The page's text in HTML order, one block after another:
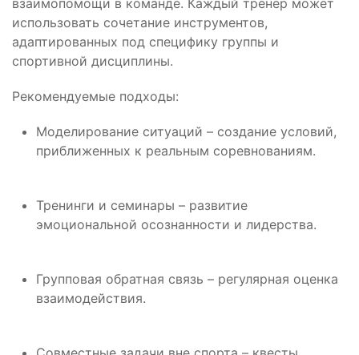
взаимопомощи в команде. Каждый тренер может
использовать сочетание инструментов,
адаптированных под специфику группы и
спортивной дисциплины.
Рекомендуемые подходы:
Моделирование ситуаций – создание условий,
приближенных к реальным соревнованиям.
Тренинги и семинары – развитие
эмоциональной осознанности и лидерства.
Групповая обратная связь – регулярная оценка
взаимодействия.